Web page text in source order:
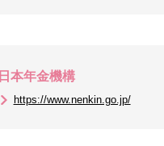
日本年金機構
https://www.nenkin.go.jp/